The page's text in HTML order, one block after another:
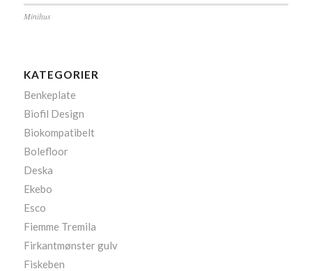
Minihus
KATEGORIER
Benkeplate
Biofil Design
Biokompatibelt
Bolefloor
Deska
Ekebo
Esco
Fiemme Tremila
Firkantmønster gulv
Fiskeben